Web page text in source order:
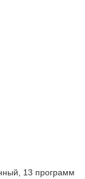
13 программ